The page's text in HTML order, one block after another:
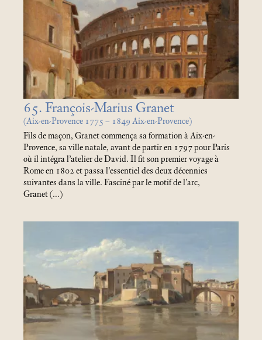
65. François-Marius Granet
(Aix-en-Provence 1775 – 1849 Aix-en-Provence)
Fils de maçon, Granet commença sa formation à Aix-en-
Provence, sa ville natale, avant de partir en 1797 pour Paris
où il intégra l’atelier de David. Il fit son premier voyage à
Rome en 1802 et passa l’essentiel des deux décennies
suivantes dans la ville. Fasciné par le motif de l’arc,
Granet (…)